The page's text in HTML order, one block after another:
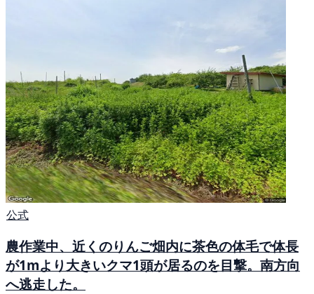
公式
農作業中、近くのりんご畑内に茶色の体毛で体長
が1mより大きいクマ1頭が居るのを目撃。南方向
へ逃走した。